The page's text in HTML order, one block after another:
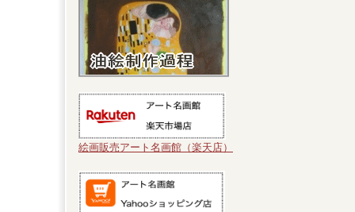
絵画販売アート名画館（楽天店）